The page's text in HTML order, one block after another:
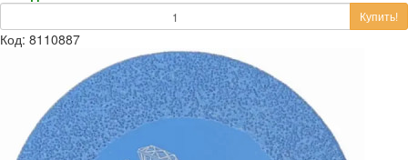
Купить!
Код: 8110887